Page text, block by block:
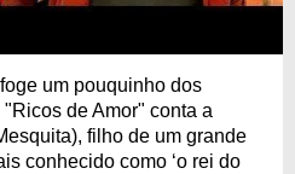
um pouquinho dos
de Amor" conta a
filho de um grande
conhecido como ‘o rei do